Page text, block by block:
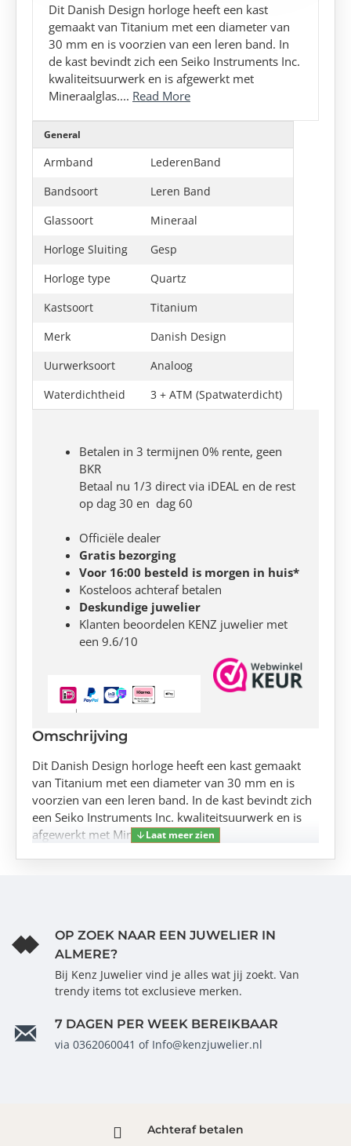
Dit Danish Design horloge heeft een kast
gemaakt van Titanium met een diameter van
30 mm en is voorzien van een leren band. In
de kast bevindt zich een Seiko Instruments Inc.
kwaliteitsuurwerk en is afgewerkt met
Mineraalglas.... Read More
General
Armband
LederenBand
Bandsoort
Leren Band
Glassoort
Mineraal
Horloge Sluiting
Gesp
Horloge type
Quartz
Kastsoort
Titanium
Merk
Danish Design
Uurwerksoort
Analoog
Waterdichtheid
3 + ATM (Spatwaterdicht)
Betalen in 3 termijnen 0% rente, geen
BKR
Betaal nu 1/3 direct via iDEAL en de rest
op dag 30 en dag 60
Officiële dealer
Gratis bezorging
Voor 16:00 besteld is morgen in huis*
Kosteloos achteraf betalen
Deskundige juwelier
Klanten beoordelen KENZ juwelier met
een 9.6/10
Omschrijving
Dit Danish Design horloge heeft een kast gemaakt
van Titanium met een diameter van 30 mm en is
voorzien van een leren band. In de kast bevindt zich
een Seiko Instruments Inc. kwaliteitsuurwerk en is
afgewerkt met Mineraalglas.
OP ZOEK NAAR EEN JUWELIER IN
ALMERE?
Bij Kenz Juwelier vind je alles wat jij zoekt. Van
trendy items tot exclusieve merken.
7 DAGEN PER WEEK BEREIKBAAR
via 0362060041 of Info@kenzjuwelier.nl
Achteraf betalen